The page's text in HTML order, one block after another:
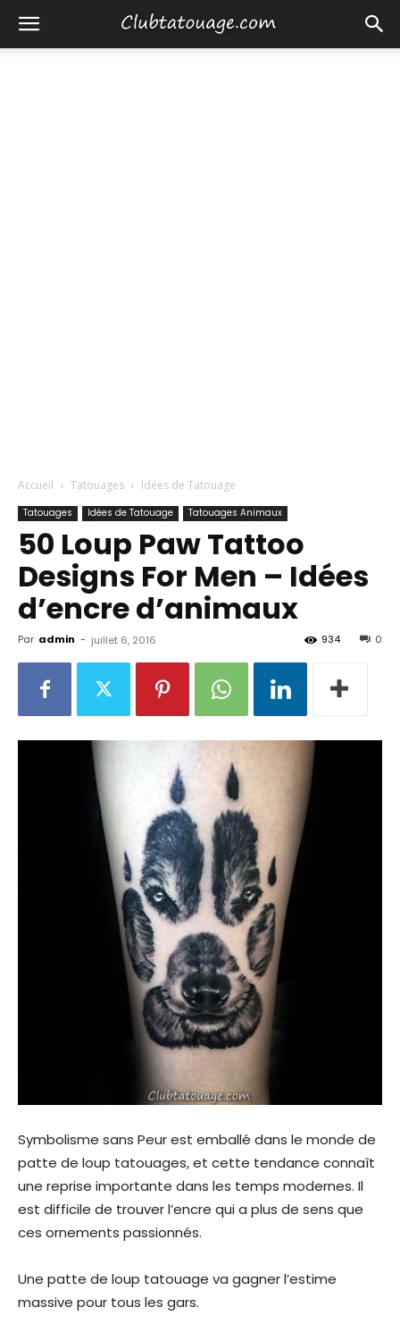
Accueil Tatouages Idées de Tatouage
Tatouages Idées de Tatouage Tatouages Animaux
50 Loup Paw Tattoo
Designs For Men – Idées
d’encre d’animaux
Par admin - juillet 6, 2016 0
934
Symbolisme sans Peur est emballé dans le monde de
patte de loup tatouages, et cette tendance connaît
une reprise importante dans les temps modernes. Il
est difficile de trouver l’encre qui a plus de sens que
ces ornements passionnés.
Une patte de loup tatouage va gagner l’estime
massive pour tous les gars.